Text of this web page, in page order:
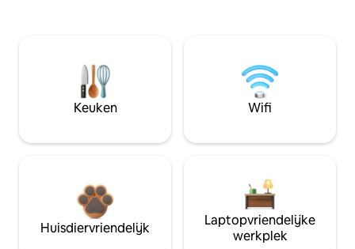
Keuken Wifi
Huisdiervriendelijk
Laptopvriendelijke
werkplek